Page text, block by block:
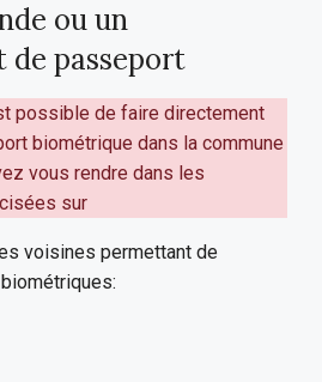
ou un
de passeport
possible de faire directement
biométrique dans la commune
vous rendre dans les
sur
voisines permettant de